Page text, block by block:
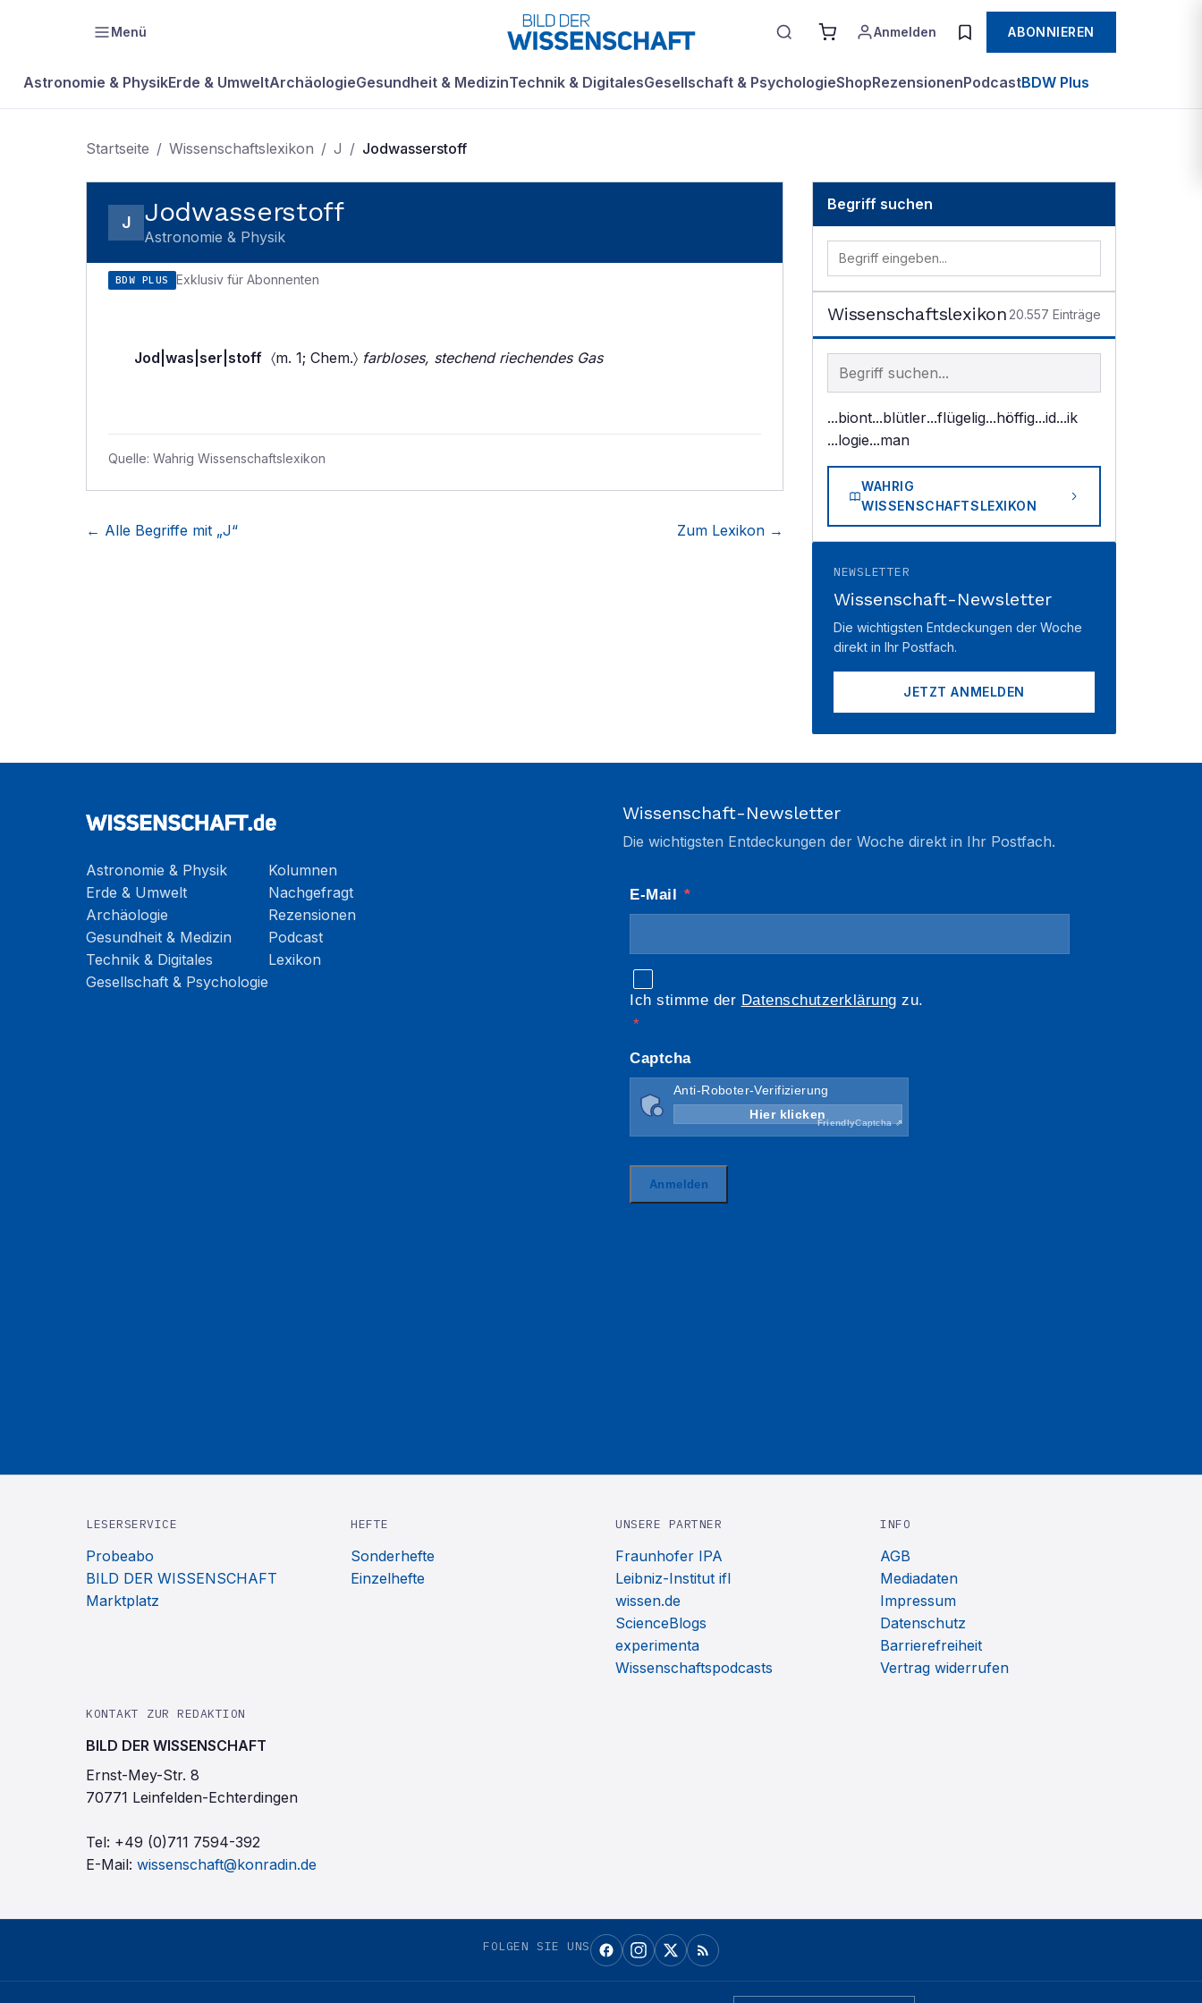
Menü Anmelden ABONNIEREN
Astronomie & PhysikErde & UmweltArchäologieGesundheit & MedizinTechnik & DigitalesGesellschaft & PsychologieShopRezensionenPodcastBDW Plus
Startseite / Wissenschaftslexikon / J / Jodwasserstoff
J Jodwasserstoff
Astronomie & Physik
BDW PLUS Exklusiv für Abonnenten
Jod|was|ser|stoff 〈m. 1; Chem.〉 farbloses, stechend riechendes Gas
Quelle: Wahrig Wissenschaftslexikon
← Alle Begriffe mit „J“ Zum Lexikon →
Begriff suchen
Wissenschaftslexikon 20.557 Einträge
Begriff im Lexikon suchen
...biont...blütler...flügelig...höffig...id...ik
...logie...man
WAHRIG
WISSENSCHAFTSLEXIKON
NEWSLETTER
Wissenschaft-Newsletter
Die wichtigsten Entdeckungen der Woche
direkt in Ihr Postfach.
JETZT ANMELDEN
Astronomie & Physik
Erde & Umwelt
Archäologie
Gesundheit & Medizin
Technik & Digitales
Gesellschaft & Psychologie
Kolumnen
Nachgefragt
Rezensionen
Podcast
Lexikon
Wissenschaft-Newsletter
Die wichtigsten Entdeckungen der Woche direkt in Ihr Postfach.
LESERSERVICE
Probeabo
BILD DER WISSENSCHAFT
Marktplatz
HEFTE
Sonderhefte
Einzelhefte
UNSERE PARTNER
Fraunhofer IPA
Leibniz-Institut ifl
wissen.de
ScienceBlogs
experimenta
Wissenschaftspodcasts
INFO
AGB
Mediadaten
Impressum
Datenschutz
Barrierefreiheit
Vertrag widerrufen
KONTAKT ZUR REDAKTION
BILD DER WISSENSCHAFT
Ernst-Mey-Str. 8
70771 Leinfelden-Echterdingen
Tel: +49 (0)711 7594-392
E-Mail: wissenschaft@konradin.de
FOLGEN SIE UNS